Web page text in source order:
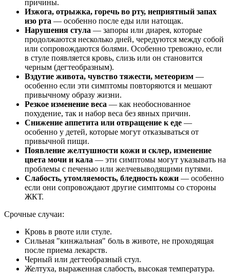
причины.
Изжога, отрыжка, горечь во рту, неприятный запах
изо рта — особенно после еды или натощак.
Нарушения стула — запоры или диарея, которые
продолжаются несколько дней, чередуются между собой
или сопровождаются болями. Особенно тревожно, если
в стуле появляется кровь, слизь или он становится
черным (дегтеобразным).
Вздутие живота, чувство тяжести, метеоризм —
особенно если эти симптомы повторяются и мешают
привычному образу жизни.
Резкое изменение веса — как необоснованное
похудение, так и набор веса без явных причин.
Снижение аппетита или отвращение к еде —
особенно у детей, которые могут отказываться от
привычной пищи.
Появление желтушности кожи и склер, изменение
цвета мочи и кала — эти симптомы могут указывать на
проблемы с печенью или желчевыводящими путями.
Слабость, утомляемость, бледность кожи — особенно
если они сопровождают другие симптомы со стороны
ЖКТ.
Срочные случаи:
Кровь в рвоте или стуле.
Сильная "кинжальная" боль в животе, не проходящая
после приема лекарств.
Черный или дегтеобразный стул.
Желтуха, выраженная слабость, высокая температура.